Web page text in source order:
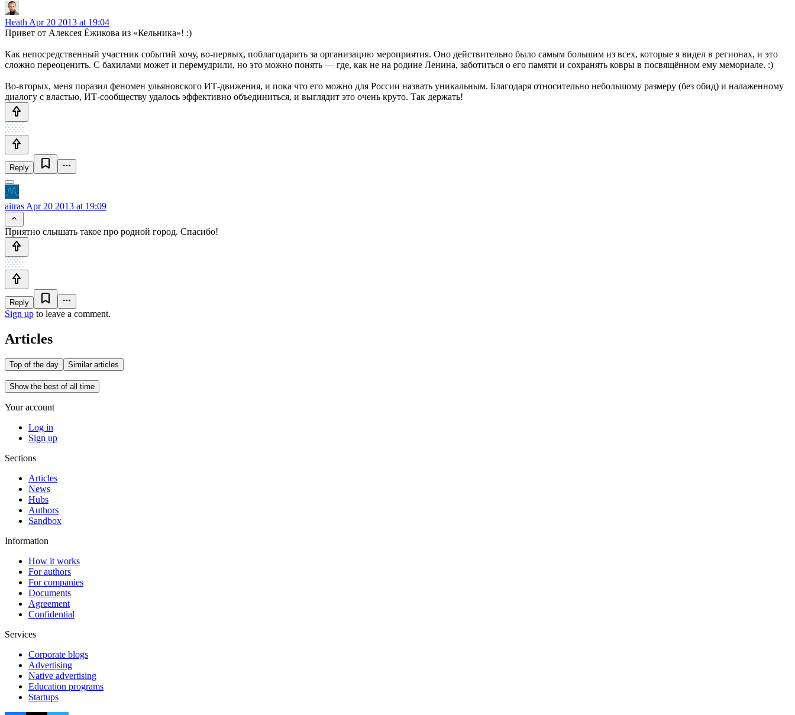
Heath Apr 20 2013 at 19:04
Привет от Алексея Ёжикова из «Кельника»! :)
Как непосредственный участник событий хочу, во-первых, поблагодарить за организацию мероприятия. Оно действительно было самым большим из всех, которые я видел в регионах, и это
сложно переоценить. С бахилами может и перемудрили, но это можно понять — где, как не на родине Ленина, заботиться о его памяти и сохранять ковры в посвящённом ему мемориале. :)
Во-вторых, меня поразил феномен ульяновского ИТ-движения, и пока что его можно для России назвать уникальным. Благодаря относительно небольшому размеру (без обид) и налаженному
диалогу с властью, ИТ-сообществу удалось эффективно объединиться, и выглядит это очень круто. Так держать!
Reply
aitras Apr 20 2013 at 19:09
Приятно слышать такое про родной город. Спасибо!
Reply
Sign up to leave a comment.
Articles
Top of the day Similar articles
Show the best of all time
Your account
Log in
Sign up
Sections
Articles
News
Hubs
Authors
Sandbox
Information
How it works
For authors
For companies
Documents
Agreement
Confidential
Services
Corporate blogs
Advertising
Native advertising
Education programs
Startups